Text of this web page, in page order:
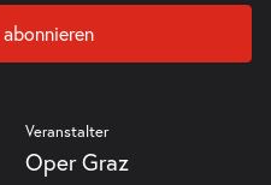
Veranstalter
Oper Graz